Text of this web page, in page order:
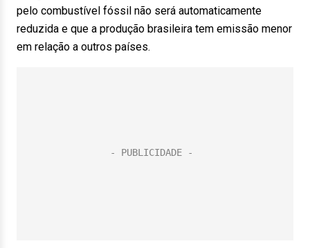
pelo combustível fóssil não será automaticamente
reduzida e que a produção brasileira tem emissão menor
em relação a outros países.